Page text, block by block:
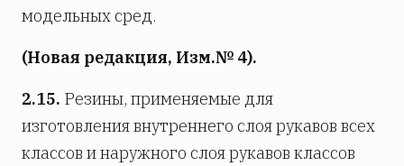
модельных сред.
(Новая редакция, Изм.№ 4).
2.15. Резины, применяемые для
изготовления внутреннего слоя рукавов всех
классов и наружного слоя рукавов классов